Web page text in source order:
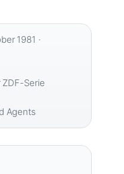
1981 ·
ZDF-Serie
Agents